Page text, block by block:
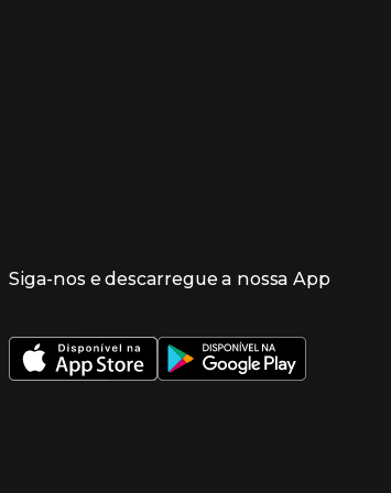
Siga-nos e descarregue a nossa App